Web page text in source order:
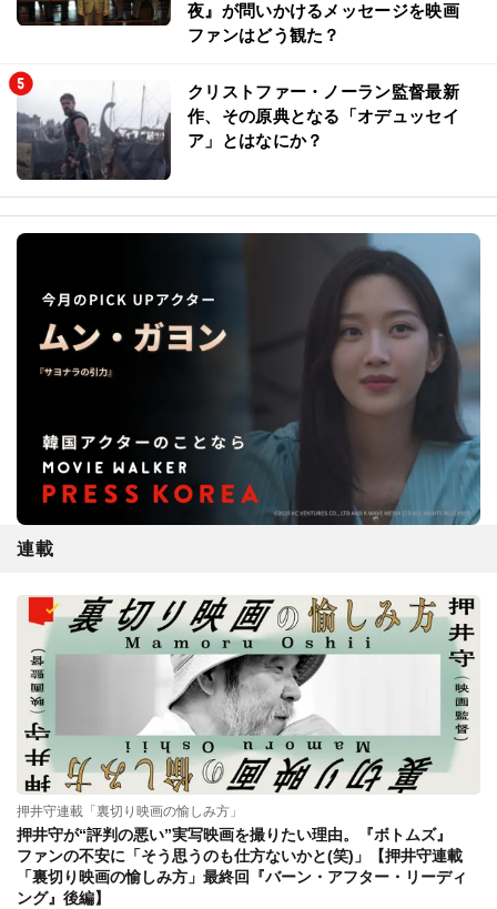
夜』が問いかけるメッセージを映画
ファンはどう観た？
クリストファー・ノーラン監督最新
作、その原典となる「オデュッセイ
ア」とはなにか？
連載
押井守連載「裏切り映画の愉しみ方」
押井守が“評判の悪い”実写映画を撮りたい理由。『ボトムズ』
ファンの不安に「そう思うのも仕方ないかと(笑)」【押井守連載
「裏切り映画の愉しみ方」最終回『バーン・アフター・リーディ
ング』後編】